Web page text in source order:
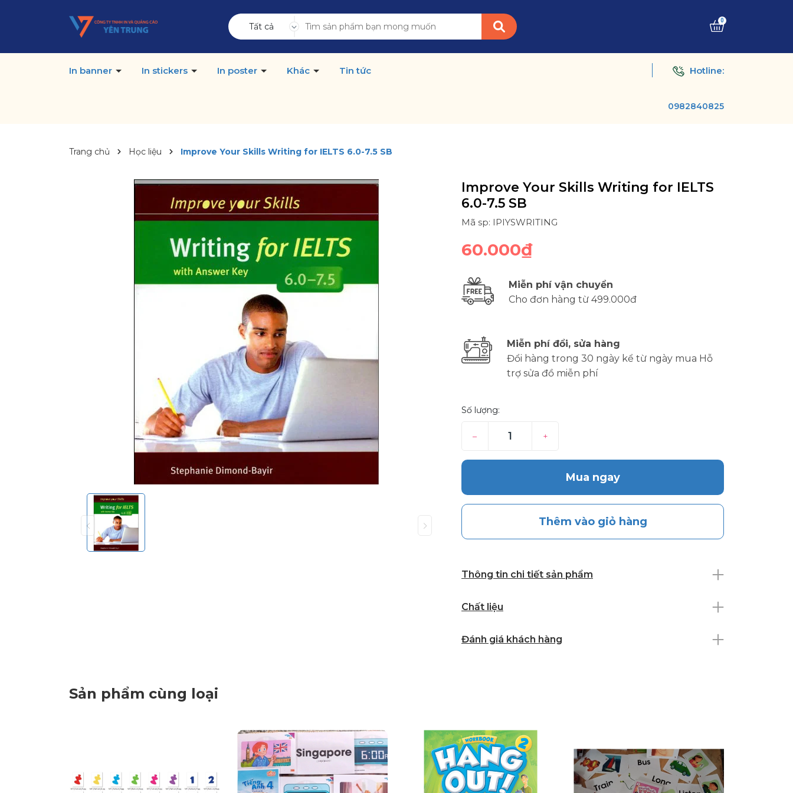
Tất cả
0
In banner In stickers In poster Khác Tin tức Hotline:
0982840825
Trang chủ Học liệu Improve Your Skills Writing for IELTS 6.0-7.5 SB
Improve Your Skills Writing for IELTS
6.0-7.5 SB
Mã sp: IPIYSWRITING
60.000₫
Miễn phí vận chuyển
Cho đơn hàng từ 499.000đ
Miễn phí đổi, sửa hàng
Đổi hàng trong 30 ngày kể từ ngày mua Hỗ
trợ sửa đồ miễn phí
Số lượng:
– +
Mua ngay
Thêm vào giỏ hàng
Thông tin chi tiết sản phẩm
Chất liệu
Đánh giá khách hàng
Sản phẩm cùng loại